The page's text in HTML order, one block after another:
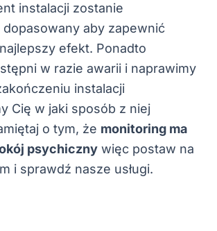
instalacji zostanie
aby zapewnić
efekt. Ponadto
w razie awarii i naprawimy
instalacji
Cię w jaki sposób z niej
o tym, że monitoring ma
psychiczny więc postaw na
i sprawdź nasze usługi.